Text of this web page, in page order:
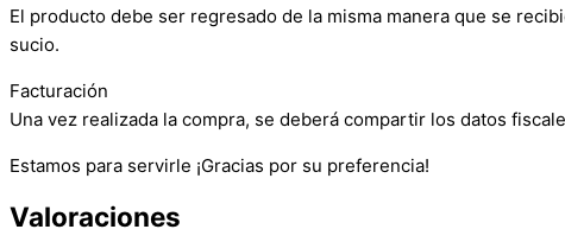
El producto debe ser regresado de la misma manera que se
sucio.
Facturación
Una vez realizada la compra, se deberá compartir los datos
Estamos para servirle ¡Gracias por su preferencia!
Valoraciones